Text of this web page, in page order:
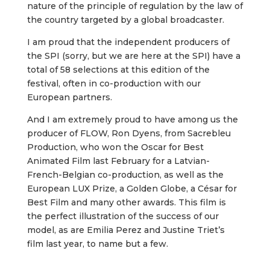
nature of the principle of regulation by the law of
the country targeted by a global broadcaster.
I am proud that the independent producers of
the SPI (sorry, but we are here at the SPI) have a
total of 58 selections at this edition of the
festival, often in co-production with our
European partners.
And I am extremely proud to have among us the
producer of FLOW, Ron Dyens, from Sacrebleu
Production, who won the Oscar for Best
Animated Film last February for a Latvian-
French-Belgian co-production, as well as the
European LUX Prize, a Golden Globe, a César for
Best Film and many other awards. This film is
the perfect illustration of the success of our
model, as are Emilia Perez and Justine Triet’s
film last year, to name but a few.